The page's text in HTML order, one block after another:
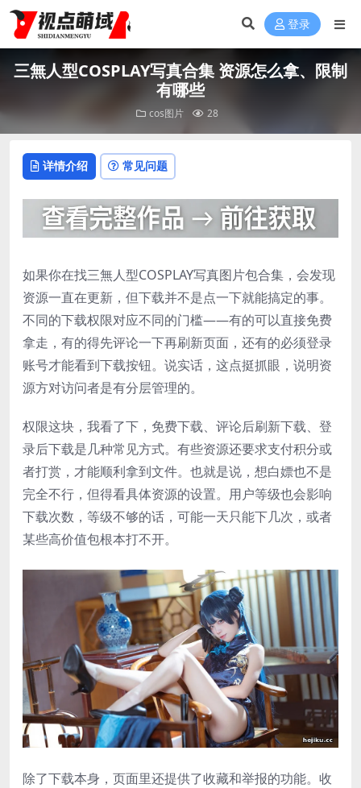
登录
三無人型COSPLAY写真合集 资源怎么拿、限制
有哪些
cos图片 28
详情介绍 常见问题
如果你在找三無人型COSPLAY写真图片包合集，会发现
资源一直在更新，但下载并不是点一下就能搞定的事。
不同的下载权限对应不同的门槛——有的可以直接免费
拿走，有的得先评论一下再刷新页面，还有的必须登录
账号才能看到下载按钮。说实话，这点挺抓眼，说明资
源方对访问者是有分层管理的。
权限这块，我看了下，免费下载、评论后刷新下载、登
录后下载是几种常见方式。有些资源还要求支付积分或
者打赏，才能顺利拿到文件。也就是说，想白嫖也不是
完全不行，但得看具体资源的设置。用户等级也会影响
下载次数，等级不够的话，可能一天只能下几次，或者
某些高价值包根本打不开。
除了下载本身，页面里还提供了收藏和举报的功能。收